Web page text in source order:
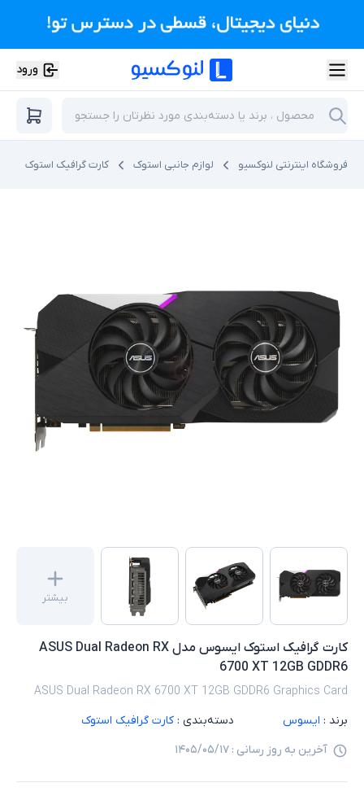
ورود
فروشگاه اینترنتی لنوکسیو لوازم جانبی استوک کارت گرافیک استوک
بیشتر
کارت گرافیک استوک ایسوس مدل ASUS Dual Radeon RX
6700 XT 12GB GDDR6
ASUS Dual Radeon RX 6700 XT 12GB GDDR6 Graphics Card
برند : ایسوس دسته‌بندی : کارت گرافیک استوک
آخرین به روز رسانی : ۱۴۰۵/۰۵/۱۷